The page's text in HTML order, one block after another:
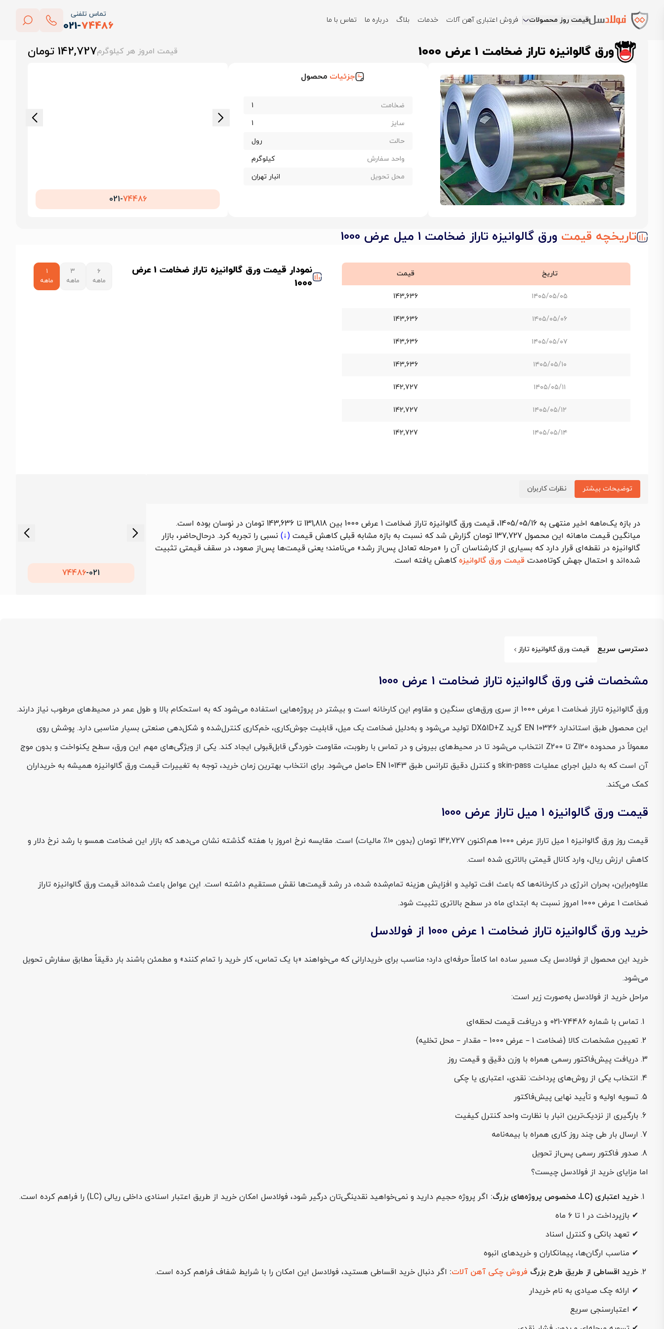
قیمت روز محصولات فروش اعتباری آهن آلات خدمات بلاگ درباره ما تماس با ما
تماس تلفنی
021-74486 فولادسل
ورق گالوانیزه تاراز ضخامت 1 عرض 1000 قیمت امروز هر کیلوگرم142,727 تومان
جزئیات محصول
ضخامت
1
سایز
1
حالت
رول
واحد سفارش
کیلوگرم
محل تحویل
انبار تهران
021-74486
تاریخچه قیمت ورق گالوانیزه تاراز ضخامت 1 میل عرض 1000
تاریخ قیمت
۱۴۰۵/۰۵/۰۵ 143,636
۱۴۰۵/۰۵/۰۶ 143,636
۱۴۰۵/۰۵/۰۷ 143,636
۱۴۰۵/۰۵/۱۰ 143,636
۱۴۰۵/۰۵/۱۱ 142,727
۱۴۰۵/۰۵/۱۲ 142,727
۱۴۰۵/۰۵/۱۴ 142,727
نمودار قیمت ورق گالوانیزه تاراز ضخامت 1 عرض
1000
۶
ماهه
۳
ماهه
۱
ماهه
توضیحات بیشتر نظرات کاربران
در بازه یک‌ماهه اخیر منتهی به 1405/05/16، قیمت ورق گالوانیزه تاراز ضخامت 1 عرض 1000
بین 131,818 تا 143,636 تومان در نوسان بوده است.
میانگین قیمت ماهانه این محصول 137,727 تومان گزارش شد که نسبت به بازه مشابه قبلی
کاهش قیمت (↓) نسبی را تجربه کرد. درحال‌حاضر، بازار
گالوانیزه در نقطه‌ای قرار دارد که بسیاری از کارشناسان آن را «مرحله تعادل پس‌از رشد» می‌نامند؛ یعنی قیمت‌ها پس‌از صعود، در سقف قیمتی تثبیت
شده‌اند و احتمال جهش کوتاه‌مدت قیمت ورق گالوانیزهکاهش یافته است.
021-
74486
دسترسی سریع قیمت ورق گالوانیزه تاراز
مشخصات فنی ورق گالوانیزه تاراز ضخامت 1 عرض 1000
ورق گالوانیزه تاراز ضخامت 1 عرض 1000 از سری ورق‌های سنگین و مقاوم این کارخانه است و بیشتر در پروژه‌هایی استفاده می‌شود که به استحکام بالا و طول عمر در محیط‌های مرطوب نیاز دارند.
این محصول طبق استاندارد EN 10346 گرید DX51D+Z تولید می‌شود و به‌دلیل ضخامت یک میل، قابلیت جوش‌کاری، خم‌کاری کنترل‌شده و شکل‌دهی صنعتی بسیار مناسبی دارد. پوشش روی
معمولاً در محدوده Z120 تا Z200 انتخاب می‌شود تا در محیط‌های بیرونی و در تماس با رطوبت، مقاومت خوردگی قابل‌قبولی ایجاد کند. یکی از ویژگی‌های مهم این ورق، سطح یکنواخت و بدون موج
آن است که به دلیل اجرای عملیات skin-pass و کنترل دقیق تلرانس طبق EN 10143 حاصل می‌شود. برای انتخاب بهترین زمان خرید، توجه به تغییرات قیمت ورق گالوانیزه همیشه به خریداران
کمک می‌کند.
قیمت ورق گالوانیزه 1 میل تاراز عرض 1000
قیمت روز ورق گالوانیزه 1 میل تاراز عرض 1000 هم‌اکنون 142,727 تومان (بدون ۱۰٪ مالیات) است. مقایسه نرخ امروز با هفته گذشته نشان می‌دهد که بازار این ضخامت همسو با رشد نرخ دلار و
کاهش ارزش ریال، وارد کانال قیمتی بالاتری شده است.
علاوه‌براین، بحران انرژی در کارخانه‌ها که باعث افت تولید و افزایش هزینه تمام‌شده شده، در رشد قیمت‌ها نقش مستقیم داشته است. این عوامل باعث شده‌اند قیمت ورق گالوانیزه تاراز
ضخامت 1 عرض 1000 امروز نسبت به ابتدای ماه در سطح بالاتری تثبیت شود.
خرید ورق گالوانیزه تاراز ضخامت 1 عرض 1000 از فولادسل
خرید این محصول از فولادسل یک مسیر ساده اما کاملاً حرفه‌ای دارد؛ مناسب برای خریدارانی که می‌خواهند «با یک تماس، کار خرید را تمام کنند» و مطمئن باشند بار دقیقاً مطابق سفارش تحویل
می‌شود.
مراحل خرید از فولادسل به‌صورت زیر است:
تماس با شماره 74486-021 و دریافت قیمت لحظه‌ای
تعیین مشخصات کالا (ضخامت 1 – عرض 1000 – مقدار – محل تخلیه)
دریافت پیش‌فاکتور رسمی همراه با وزن دقیق و قیمت روز
انتخاب یکی از روش‌های پرداخت: نقدی، اعتباری یا چکی
تسویه اولیه و تأیید نهایی پیش‌فاکتور
بارگیری از نزدیک‌ترین انبار با نظارت واحد کنترل کیفیت
ارسال بار طی چند روز کاری همراه با بیمه‌نامه
صدور فاکتور رسمی پس‌از تحویل
اما مزایای خرید از فولادسل چیست؟
خرید اعتباری (LC، مخصوص پروژه‌های بزرگ:
اگر پروژه حجیم دارید و نمی‌خواهید نقدینگی‌تان درگیر شود، فولادسل امکان خرید از طریق اعتبار اسنادی داخلی ریالی (LC) را فراهم کرده است.
✔ بازپرداخت در ۱ تا ۶ ماه
✔ تعهد بانکی و کنترل اسناد
✔ مناسب ارگان‌ها، پیمانکاران و خریدهای انبوه
خرید اقساطی از طریق طرح بزرگ فروش چکی آهن آلات: اگر دنبال خرید اقساطی هستید، فولادسل این امکان را با شرایط شفاف فراهم کرده است.
✔ ارائه چک صیادی به نام خریدار
✔ اعتبارسنجی سریع